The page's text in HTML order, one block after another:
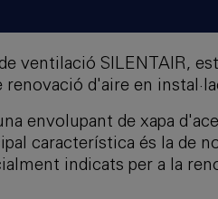
de ventilació SILENTAIR,
renovació d'aire en
envolupant de xapa
característica és la de
indicats per a la